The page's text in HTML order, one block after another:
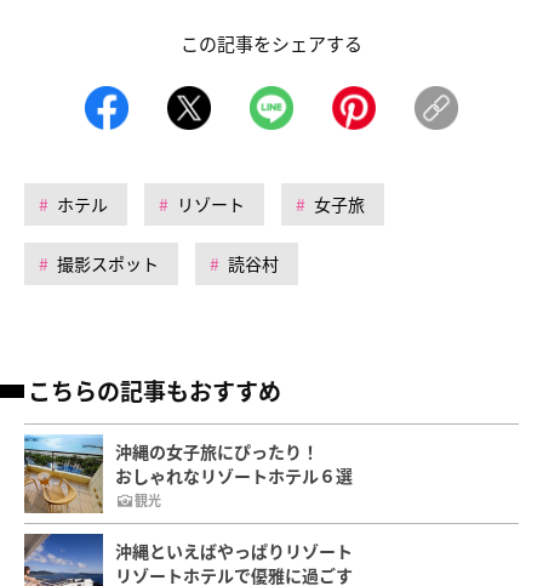
この記事をシェアする
ホテル リゾート 女子旅
撮影スポット 読谷村
こちらの記事もおすすめ
沖縄の女子旅にぴったり！
おしゃれなリゾートホテル６選
観光
沖縄といえばやっぱりリゾート
リゾートホテルで優雅に過ごす